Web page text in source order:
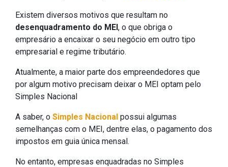
Existem diversos motivos que resultam no
desenquadramento do MEI, o que obriga o
empresário a encaixar o seu negócio em outro tipo
empresarial e regime tributário.
Atualmente, a maior parte dos empreendedores que
por algum motivo precisam deixar o MEI optam pelo
Simples Nacional
A saber, o Simples Nacional possui algumas
semelhanças com o MEI, dentre elas, o pagamento dos
impostos em guia única mensal.
No entanto, empresas enquadradas no Simples